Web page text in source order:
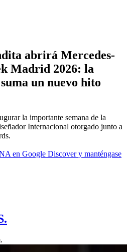
abrirá Mercedes-
Madrid 2026: la
un nuevo hito
la importante semana de la
Internacional otorgado junto a
en Google Discover y manténgase